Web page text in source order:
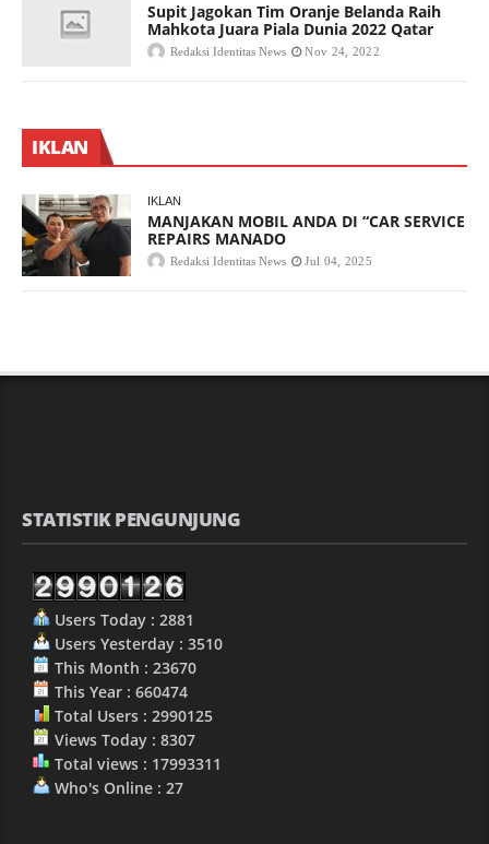
Supit Jagokan Tim Oranje Belanda Raih
Mahkota Juara Piala Dunia 2022 Qatar
Redaksi Identitas News Nov 24, 2022
IKLAN
IKLAN
MANJAKAN MOBIL ANDA DI “CAR SERVICE
REPAIRS MANADO
Redaksi Identitas News Jul 04, 2025
STATISTIK PENGUNJUNG
Users Today : 2881
Users Yesterday : 3510
This Month : 23670
This Year : 660474
Total Users : 2990125
Views Today : 8307
Total views : 17993311
Who's Online : 27